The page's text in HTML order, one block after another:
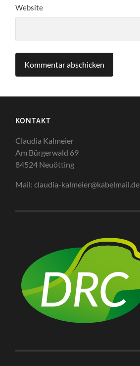
Website
KONTAKT
Claudia Kalmeier
Am Bürgerwald 69
84524 Neuötting
Mail: claudia-kalmeier@kabelmail.de